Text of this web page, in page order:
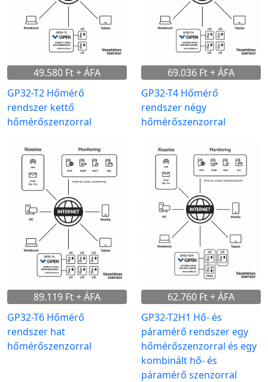
49.580 Ft + ÁFA
GP32-T2 Hőmérő
rendszer kettő
hőmérőszenzorral
69.036 Ft + ÁFA
GP32-T4 Hőmérő
rendszer négy
hőmérőszenzorral
89.119 Ft + ÁFA
GP32-T6 Hőmérő
rendszer hat
hőmérőszenzorral
62.760 Ft + ÁFA
GP32-T2H1 Hő- és
páramérő rendszer egy
hőmérőszenzorral és egy
kombinált hő- és
páramérő szenzorral